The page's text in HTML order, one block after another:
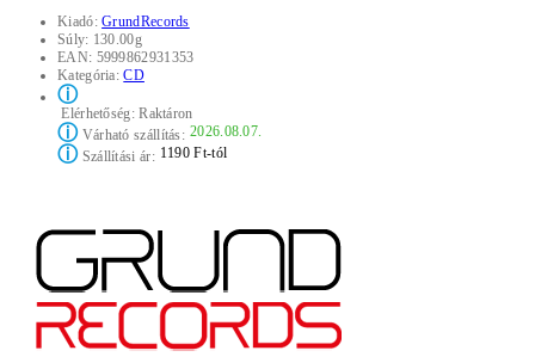
Kiadó:GrundRecords
Súly: 130.00g
EAN: 5999862931353
Kategória:CD
ⓘ
Elérhetőség:Raktáron
ⓘVárható szállítás: 2026.08.07.
ⓘSzállítási ár: 1190 Ft-tól